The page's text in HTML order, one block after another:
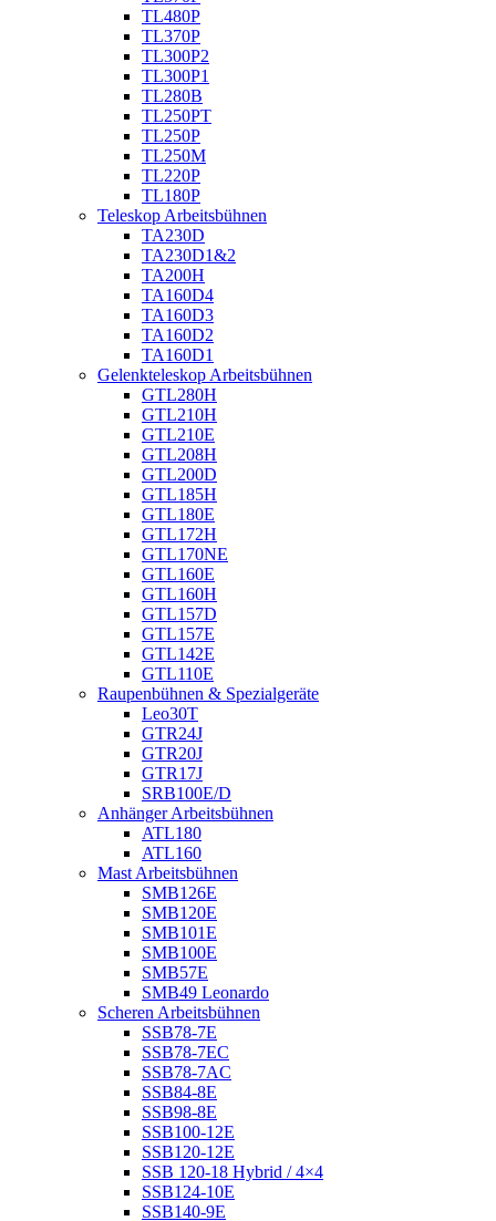
TL480P
TL370P
TL300P2
TL300P1
TL280B
TL250PT
TL250P
TL250M
TL220P
TL180P
Teleskop Arbeitsbühnen
TA230D
TA230D1&2
TA200H
TA160D4
TA160D3
TA160D2
TA160D1
Gelenkteleskop Arbeitsbühnen
GTL280H
GTL210H
GTL210E
GTL208H
GTL200D
GTL185H
GTL180E
GTL172H
GTL170NE
GTL160E
GTL160H
GTL157D
GTL157E
GTL142E
GTL110E
Raupenbühnen & Spezialgeräte
Leo30T
GTR24J
GTR20J
GTR17J
SRB100E/D
Anhänger Arbeitsbühnen
ATL180
ATL160
Mast Arbeitsbühnen
SMB126E
SMB120E
SMB101E
SMB100E
SMB57E
SMB49 Leonardo
Scheren Arbeitsbühnen
SSB78-7E
SSB78-7EC
SSB78-7AC
SSB84-8E
SSB98-8E
SSB100-12E
SSB120-12E
SSB 120-18 Hybrid / 4×4
SSB124-10E
SSB140-9E